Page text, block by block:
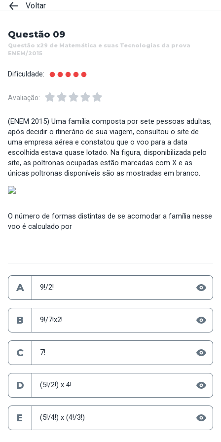
Voltar
Questão 09
Questão x29 de Matemática e suas Tecnologias da prova
ENEM/2015
Dificuldade:
Avaliação:
(ENEM 2015) Uma família composta por sete pessoas adultas,
após decidir o itinerário de sua viagem, consultou o site de
uma empresa aérea e constatou que o voo para a data
escolhida estava quase lotado. Na figura, disponibilizada pelo
site, as poltronas ocupadas estão marcadas com X e as
únicas poltronas disponíveis são as mostradas em branco.
O número de formas distintas de se acomodar a família nesse
voo é calculado por
A 9!/2!
B 9!/7!x2!
C 7!
D (5!/2!) x 4!
E (5!/4!) x (4!/3!)